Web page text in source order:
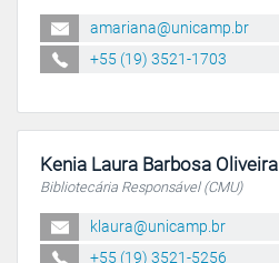
amariana@unicamp.br
+55 (19) 3521-1703
Kenia Laura Barbosa Oliveira
Bibliotecária Responsável (CMU)
klaura@unicamp.br
+55 (19) 3521-5256